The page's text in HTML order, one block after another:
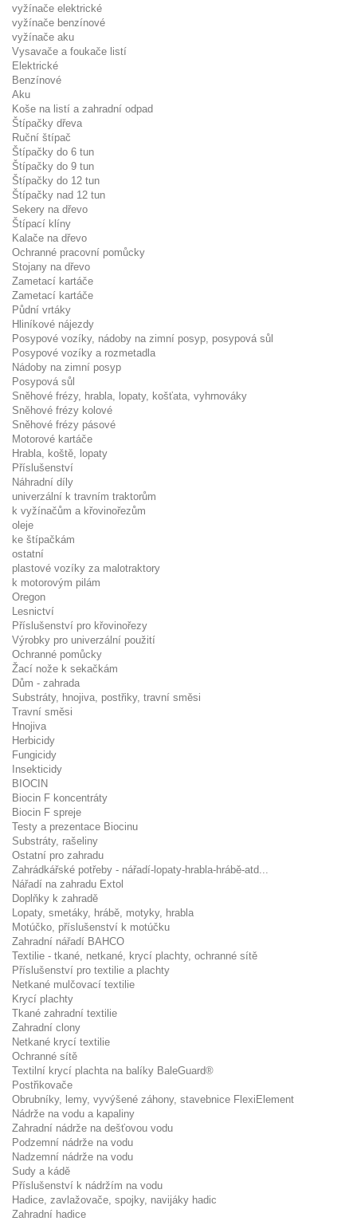
vyžínače elektrické
vyžínače benzínové
vyžínače aku
Vysavače a foukače listí
Elektrické
Benzínové
Aku
Koše na listí a zahradní odpad
Štípačky dřeva
Ruční štípač
Štípačky do 6 tun
Štípačky do 9 tun
Štípačky do 12 tun
Štípačky nad 12 tun
Sekery na dřevo
Štípací klíny
Kalače na dřevo
Ochranné pracovní pomůcky
Stojany na dřevo
Zametací kartáče
Zametací kartáče
Půdní vrtáky
Hliníkové nájezdy
Posypové vozíky, nádoby na zimní posyp, posypová sůl
Posypové vozíky a rozmetadla
Nádoby na zimní posyp
Posypová sůl
Sněhové frézy, hrabla, lopaty, košťata, vyhrnováky
Sněhové frézy kolové
Sněhové frézy pásové
Motorové kartáče
Hrabla, koště, lopaty
Příslušenství
Náhradní díly
univerzální k travním traktorům
k vyžínačům a křovinořezům
oleje
ke štípačkám
ostatní
plastové vozíky za malotraktory
k motorovým pilám
Oregon
Lesnictví
Příslušenství pro křovinořezy
Výrobky pro univerzální použití
Ochranné pomůcky
Žací nože k sekačkám
Dům - zahrada
Substráty, hnojiva, postřiky, travní směsi
Travní směsi
Hnojiva
Herbicidy
Fungicidy
Insekticidy
BIOCIN
Biocin F koncentráty
Biocin F spreje
Testy a prezentace Biocinu
Substráty, rašeliny
Ostatní pro zahradu
Zahrádkářské potřeby - nářadí-lopaty-hrabla-hrábě-atd...
Nářadí na zahradu Extol
Doplňky k zahradě
Lopaty, smetáky, hrábě, motyky, hrabla
Motúčko, příslušenství k motúčku
Zahradní nářadí BAHCO
Textilie - tkané, netkané, krycí plachty, ochranné sítě
Příslušenství pro textilie a plachty
Netkané mulčovací textilie
Krycí plachty
Tkané zahradní textilie
Zahradní clony
Netkané krycí textilie
Ochranné sítě
Textilní krycí plachta na balíky BaleGuard®
Postřikovače
Obrubníky, lemy, vyvýšené záhony, stavebnice FlexiElement
Nádrže na vodu a kapaliny
Zahradní nádrže na dešťovou vodu
Podzemní nádrže na vodu
Nadzemní nádrže na vodu
Sudy a kádě
Příslušenství k nádržím na vodu
Hadice, zavlažovače, spojky, navijáky hadic
Zahradní hadice